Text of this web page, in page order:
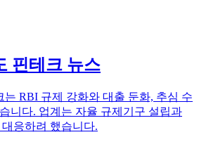
핀테크 뉴스
는 RBI 규제 강화와 대출 둔화, 추심 수
니다. 업계는 자율 규제기구 설립과
응하려 했습니다.